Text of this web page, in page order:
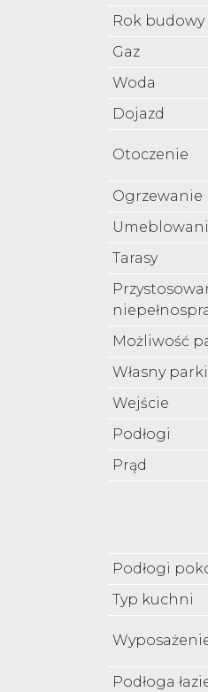
Rok budowy
Gaz
Woda
Dojazd
Otoczenie
Ogrzewanie
Tarasy
Możliwość
Własny
Wejście
Podłogi
Prąd
Podłogi
Typ kuchni
Podłoga